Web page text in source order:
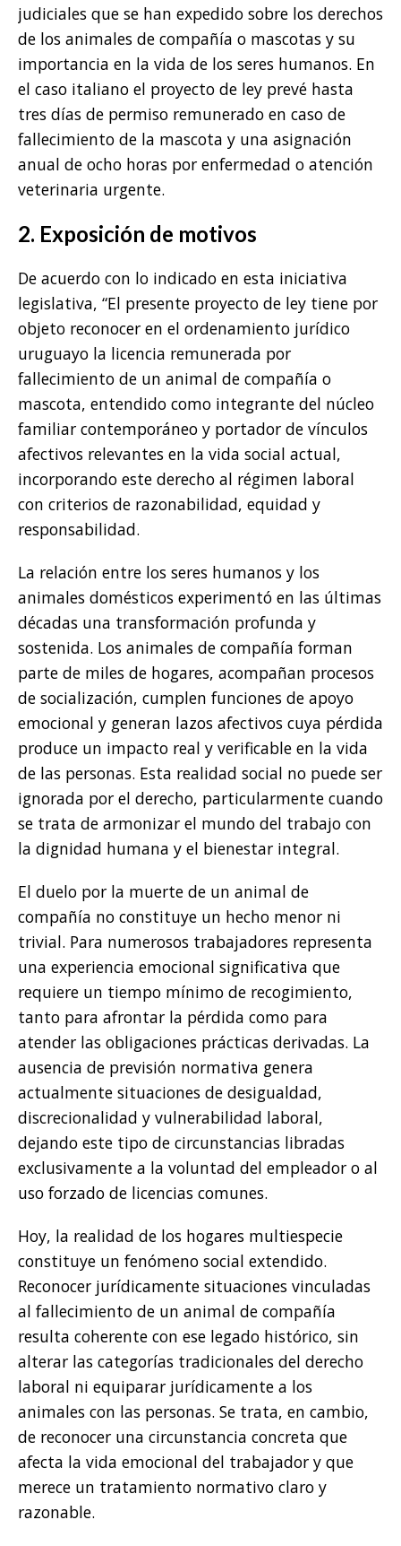
judiciales que se han expedido sobre los derechos
de los animales de compañía o mascotas y su
importancia en la vida de los seres humanos. En
el caso italiano el proyecto de ley prevé hasta
tres días de permiso remunerado en caso de
fallecimiento de la mascota y una asignación
anual de ocho horas por enfermedad o atención
veterinaria urgente.
2. Exposición de motivos
De acuerdo con lo indicado en esta iniciativa
legislativa, “El presente proyecto de ley tiene por
objeto reconocer en el ordenamiento jurídico
uruguayo la licencia remunerada por
fallecimiento de un animal de compañía o
mascota, entendido como integrante del núcleo
familiar contemporáneo y portador de vínculos
afectivos relevantes en la vida social actual,
incorporando este derecho al régimen laboral
con criterios de razonabilidad, equidad y
responsabilidad.
La relación entre los seres humanos y los
animales domésticos experimentó en las últimas
décadas una transformación profunda y
sostenida. Los animales de compañía forman
parte de miles de hogares, acompañan procesos
de socialización, cumplen funciones de apoyo
emocional y generan lazos afectivos cuya pérdida
produce un impacto real y verificable en la vida
de las personas. Esta realidad social no puede ser
ignorada por el derecho, particularmente cuando
se trata de armonizar el mundo del trabajo con
la dignidad humana y el bienestar integral.
El duelo por la muerte de un animal de
compañía no constituye un hecho menor ni
trivial. Para numerosos trabajadores representa
una experiencia emocional significativa que
requiere un tiempo mínimo de recogimiento,
tanto para afrontar la pérdida como para
atender las obligaciones prácticas derivadas. La
ausencia de previsión normativa genera
actualmente situaciones de desigualdad,
discrecionalidad y vulnerabilidad laboral,
dejando este tipo de circunstancias libradas
exclusivamente a la voluntad del empleador o al
uso forzado de licencias comunes.
Hoy, la realidad de los hogares multiespecie
constituye un fenómeno social extendido.
Reconocer jurídicamente situaciones vinculadas
al fallecimiento de un animal de compañía
resulta coherente con ese legado histórico, sin
alterar las categorías tradicionales del derecho
laboral ni equiparar jurídicamente a los
animales con las personas. Se trata, en cambio,
de reconocer una circunstancia concreta que
afecta la vida emocional del trabajador y que
merece un tratamiento normativo claro y
razonable.